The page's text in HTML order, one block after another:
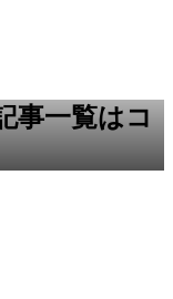
事一覧はコ